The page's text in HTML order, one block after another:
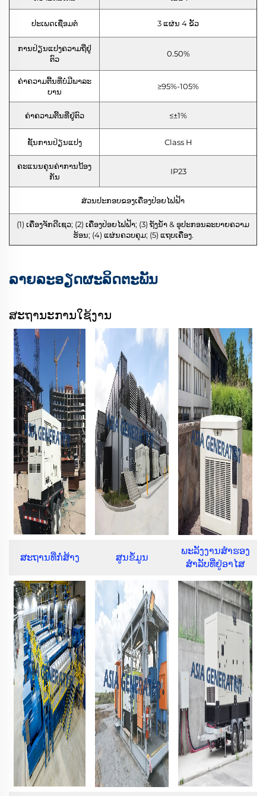
ປະເພດເຊື່ອມຕໍ່ 3 ແຜ່ນ 4 ຂັ້ວ
ການປ່ຽນແປງຄວາມຖີ່ຢູ່
ຕົວ
0.50%
ຄ່າຄວາມຕີ້ນທີ່ບໍ່ມີພາລະ
ບານ
≥95%-105%
ຄ່າຄວາມຕີ້ນທີ່ຢູ່ຕົວ ≤±1%
ຊັ້ນການປ່ຽນແປງ Class H
ຄະແນນຄຸນຄ່າການป້ອງ
ກັນ
IP23
ສ່ວນປະກອບຂອງເຄື່ອງປ່ອຍໄຟຟ້າ
(1) ເຄື່ອງຈັກດີເຊວ; (2) ເຄື່ອງປ່ອຍໄຟຟ້າ; (3) ຖັງນ້ຳ & ອຸປະກອນລະບາຍຄວາມ
ຮ້ອນ; (4) ແຜ່ນຄວບຄຸມ; (5) ແຖບເຄື່ອງ.
ລາຍລະອຽດຜະລິດຕະພັນ
ສະຖານະການໃຊ້ງານ
ສະຖານທີ່ກໍ່ສ້າງ ສູນຂໍ້ມູນ
ພະລັງງານສຳຮອງ
ສຳລັບທີ່ຢູ່ອາໄສ